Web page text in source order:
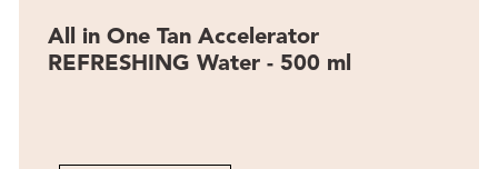
All in One Tan Accelerator
REFRESHING Water - 500 ml